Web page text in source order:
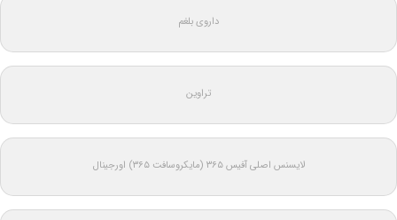
داروی بلغم
تراوین
لایسنس اصلی آفیس ۳۶۵ (مایکروسافت ۳۶۵) اورجینال